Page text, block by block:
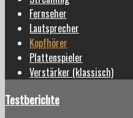
Fernseher
Lautsprecher
Kopfhörer
Plattenspieler
Verstärker (klassisch)
Testberichte